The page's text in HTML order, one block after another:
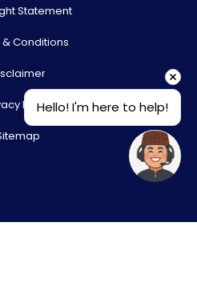
Statement
Conditions
PolicyHello! I'm here to help!